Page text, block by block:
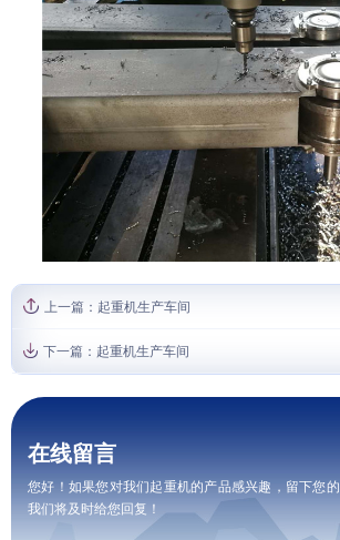
上一篇： 起重机生产车间
下一篇： 起重机生产车间
在线留言
您好！如果您对我们起重机的产品感兴趣，留下您的
我们将及时给您回复！